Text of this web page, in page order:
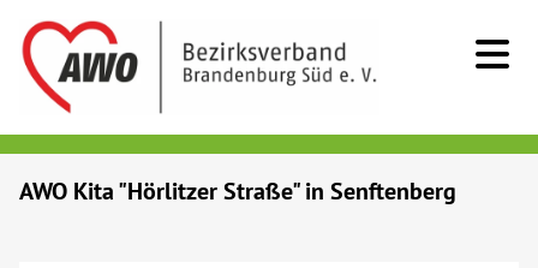
AWO Kita "Hörlitzer Straße" in Senftenberg